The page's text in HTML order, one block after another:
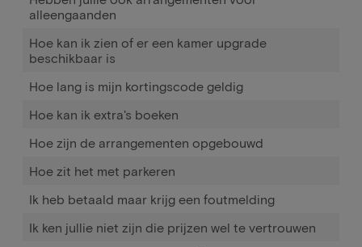
alleengaanden
Hoe kan ik zien of er een kamer upgrade
beschikbaar is
Hoe lang is mijn kortingscode geldig
Hoe kan ik extra's boeken
Hoe zijn de arrangementen opgebouwd
Hoe zit het met parkeren
Ik heb betaald maar krijg een foutmelding
Ik ken jullie niet zijn die prijzen wel te vertrouwen